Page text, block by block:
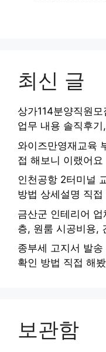
최신 글
상가114분양직원
업무 내용 솔직후
와이즈만영재교육
접 해보니 이랬어요
인천공항 2터미널
방법 상세설명 직접
금산군 인테리어
층, 원룸 시공비용,
종부세 고지서 발
확인 방법 직접 해
보관함